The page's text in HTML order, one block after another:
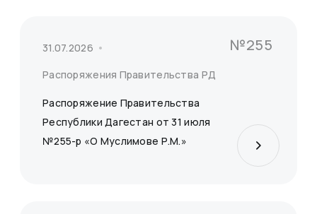
31.07.2026
Распоряжения Правительства РД
№255
Распоряжение Правительства
Республики Дагестан от 31 июля
№255-р «О Муслимове Р.М.»